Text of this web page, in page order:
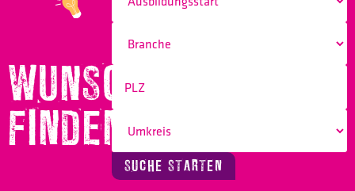
WUNSCHBERUF
FINDEN!
SUCHE STARTEN